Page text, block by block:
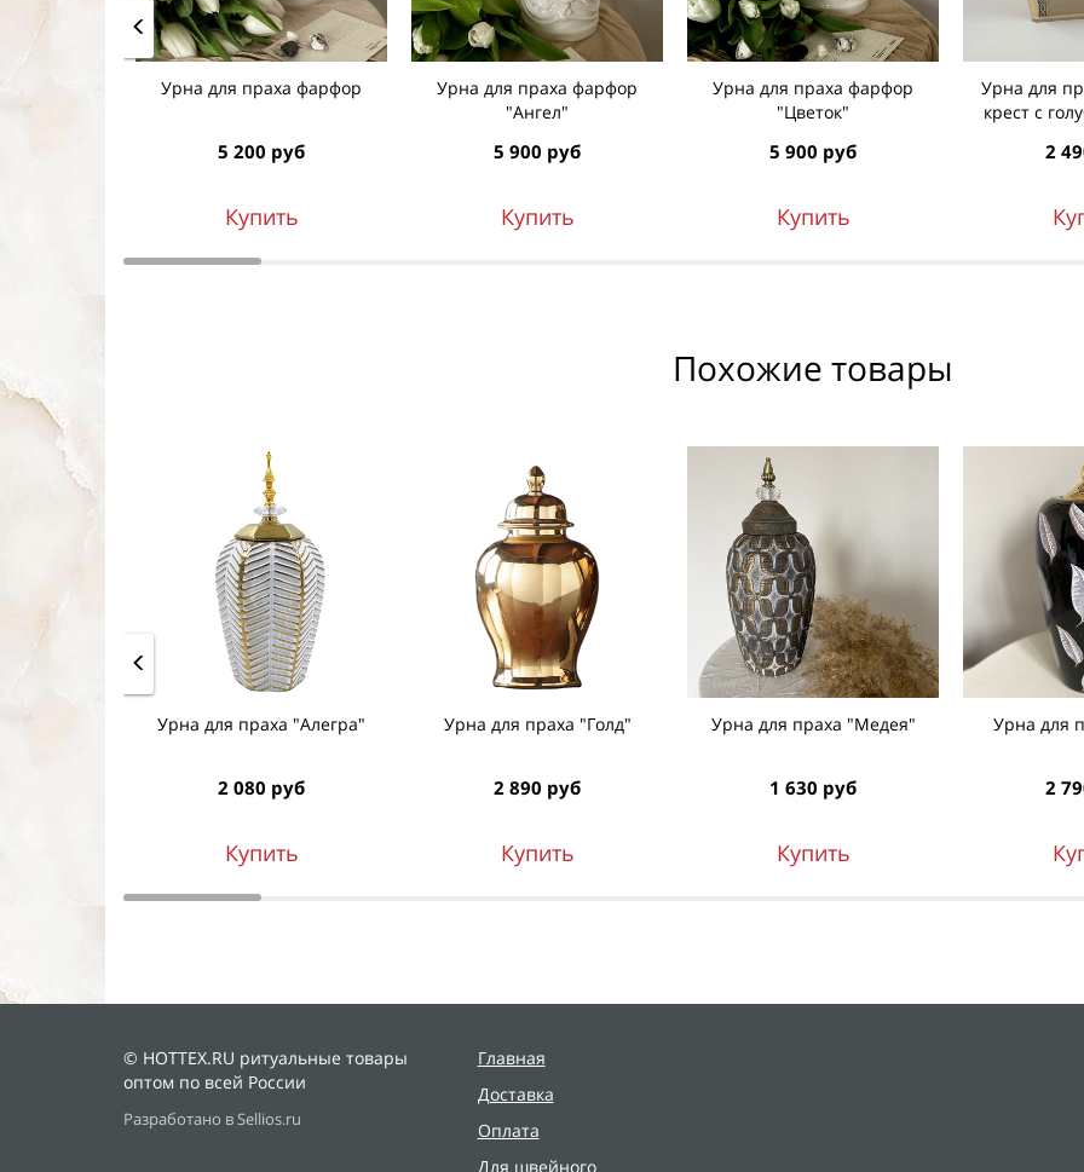
Урна для праха фарфор
5 200 руб
Купить
Урна для праха фарфор
"Ангел"
5 900 руб
Купить
Урна для праха фарфор
"Цветок"
5 900 руб
Купить
Урна для
крест с
2
Похожие товары
Урна для праха "Алегра"
2 080 руб
Купить
Урна для праха "Голд"
2 890 руб
Купить
Урна для праха "Медея"
1 630 руб
Купить
Урна для
2
© HOTTEX.RU ритуальные товары
оптом по всей России
Разработано в Sellios.ru
Главная
Доставка
Оплата
Для швейного